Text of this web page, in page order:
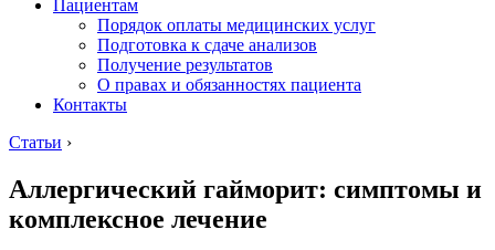
Пациентам
Порядок оплаты медицинских услуг
Подготовка к сдаче анализов
Получение результатов
О правах и обязанностях пациента
Контакты
Статьи ›
Аллергический гайморит: симптомы и
комплексное лечение